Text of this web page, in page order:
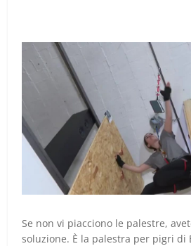
Se non vi piacciono le palestre,
soluzione. È la palestra per pigri di